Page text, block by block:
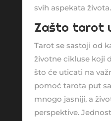
svih aspekata života.
Zašto tarot
Tarot se sastoji od
životne cikluse koji
što će uticati na
pomoć tarota put
mnogo jasniji, a
perspektive.